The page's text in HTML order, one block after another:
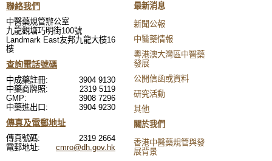
聯絡我們
中醫藥規管辦公室
九龍觀塘巧明街100號
Landmark East友邦九龍大樓16
樓
查詢電話號碼
中成藥註冊:
3904 9130
中藥商牌照:
2319 5119
GMP:
3908 7296
中藥進出口:
3904 9230
傳真及電郵地址
傳真號碼:
2319 2664
電郵地址:
cmro@dh.gov.hk
最新消息
新聞公報
中醫藥情報
粵港澳大灣區中醫藥
發展
公開信函或資料
研究活動
其他
關於我們
香港中醫藥規管與發
展背景